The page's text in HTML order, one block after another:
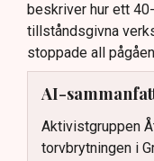
beskriver hur ett
tillståndsgivna
stoppade all
AI-
Aktivistgruppen
torvbrytningen i